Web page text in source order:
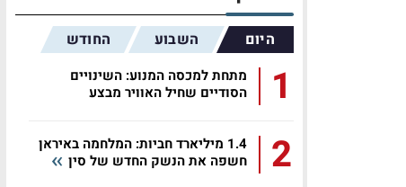
היום השבוע החודש
1
מתחת למכסה המנוע: השינויים
הסודיים שחיל האוויר מבצע
2
1.4 מיליארד חביות: המלחמה באיראן
חשפה את הנשק החדש של סין